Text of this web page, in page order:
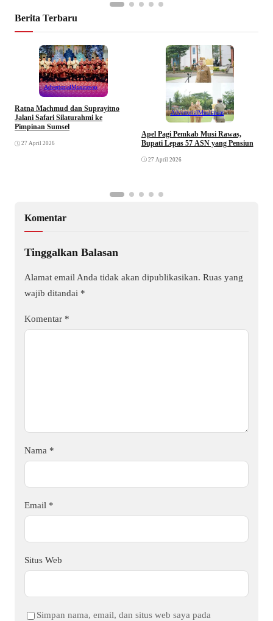
Berita Terbaru
AdvertorialMusirawas
Ratna Machmud dan Suprayitno
Jalani Safari Silaturahmi ke
Pimpinan Sumsel
27 April 2026
AdvertorialMusirawas
Apel Pagi Pemkab Musi Rawas,
Bupati Lepas 57 ASN yang Pensiun
27 April 2026
Komentar
Tinggalkan Balasan
Alamat email Anda tidak akan dipublikasikan. Ruas yang
wajib ditandai *
Komentar *
Nama *
Email *
Situs Web
Simpan nama, email, dan situs web saya pada